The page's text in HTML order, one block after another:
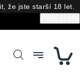
že jste starší 18 let.